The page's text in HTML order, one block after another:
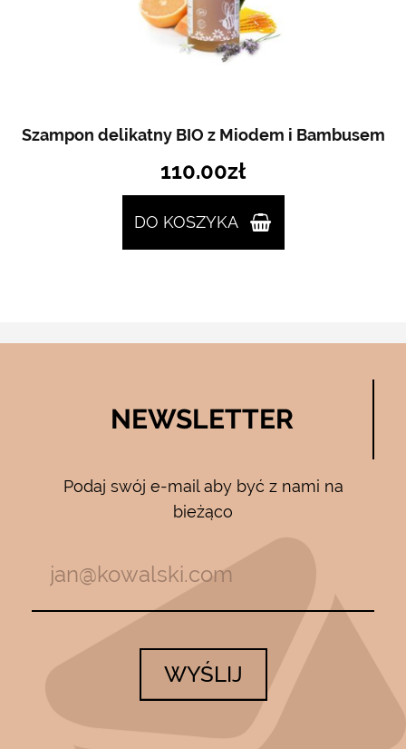
Szampon delikatny BIO z Miodem i Bambusem
110.00zł
DO KOSZYKA
NEWSLETTER
Podaj swój e-mail aby być z nami na
bieżąco
WYŚLIJ